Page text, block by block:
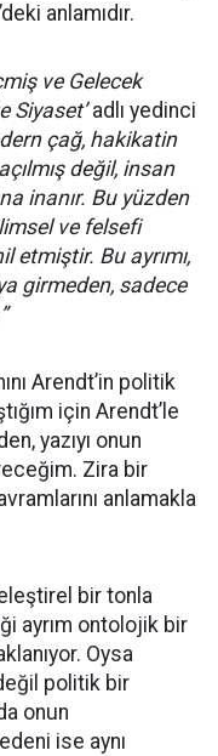
anlamıdır.
ve Gelecek
Siyaset’adlı yedinci
çağ, hakikatin
değil, insan
inanır. Bu yüzden
ve felsefi
Bu ayrımı,
girmeden, sadece
Arendt’in politik
için Arendt’le
yazıyı onun
Zira bir
anlamakla
bir tonla
ayrım ontolojik bir
Oysa
politik bir
onun
ise aynı